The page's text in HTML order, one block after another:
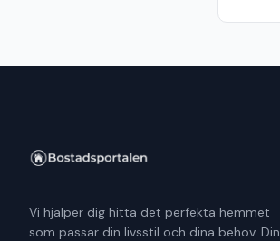
Vi hjälper dig hitta det perfekta hemmet
som passar din livsstil och dina behov. Din